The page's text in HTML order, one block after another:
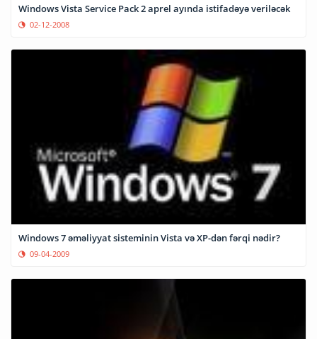
Windows Vista Service Pack 2 aprel ayında istifadəyə veriləcək
02-12-2008
Windows 7 əməliyyat sisteminin Vista və XP-dən fərqi nədir?
09-04-2009